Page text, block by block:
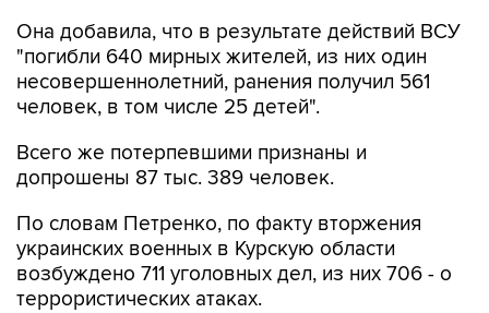
Она добавила, что в результате действий ВСУ
"погибли 640 мирных жителей, из них один
несовершеннолетний, ранения получил 561
человек, в том числе 25 детей".
Всего же потерпевшими признаны и
допрошены 87 тыс. 389 человек.
По словам Петренко, по факту вторжения
украинских военных в Курскую области
возбуждено 711 уголовных дел, из них 706 - о
террористических атаках.